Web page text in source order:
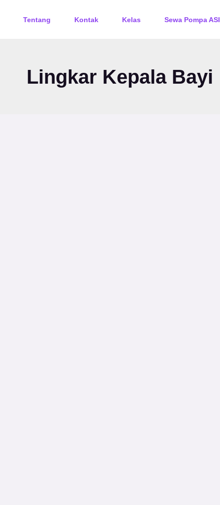
Tentang Kontak Kelas Sewa Pompa ASI
Lingkar Kepala Bayi